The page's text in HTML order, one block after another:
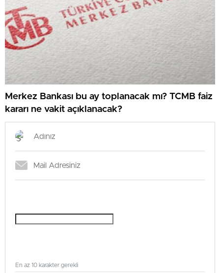
Merkez Bankası bu ay toplanacak mı? TCMB faiz
kararı ne vakit açıklanacak?
En az 10 karakter gerekli